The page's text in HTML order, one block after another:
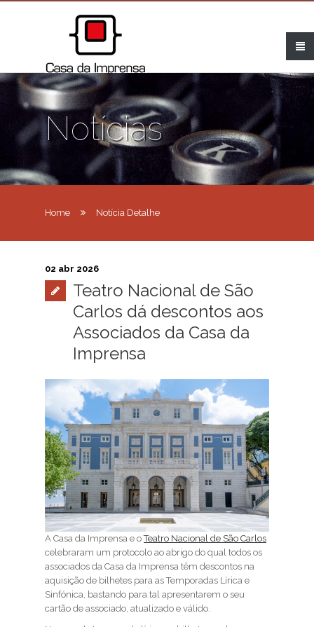
Notícias
Home Notícia Detalhe
02 abr 2026
Teatro Nacional de São
Carlos dá descontos aos
Associados da Casa da
Imprensa
A Casa da Imprensa e oTeatro Nacional de São Carlos
celebraram um protocolo ao abrigo do qual todos os
associados da Casa da Imprensa têm descontos na
aquisição de bilhetes para as Temporadas Lírica e
Sinfónica, bastando para tal apresentarem o seu
cartão de associado, atualizado e válido.